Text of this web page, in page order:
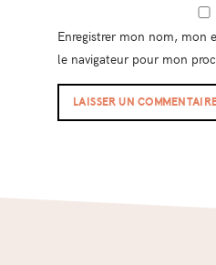
Enregistrer mon nom, mon
le navigateur pour mon